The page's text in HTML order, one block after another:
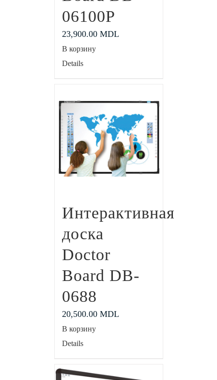
06100P
23,900.00 MDL
В корзину
Details
Интерактивная
доска
Doctor
Board DB-
0688
20,500.00 MDL
В корзину
Details